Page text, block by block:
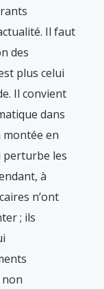
Il faut
des
plus celui
Il convient
dans
en
perturbe les
à
n’ont
; ils